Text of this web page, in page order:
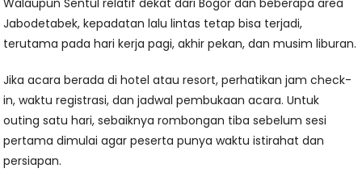
Walaupun Sentul relatif dekat dari Bogor dan beberapa area
Jabodetabek, kepadatan lalu lintas tetap bisa terjadi,
terutama pada hari kerja pagi, akhir pekan, dan musim liburan.
Jika acara berada di hotel atau resort, perhatikan jam check-
in, waktu registrasi, dan jadwal pembukaan acara. Untuk
outing satu hari, sebaiknya rombongan tiba sebelum sesi
pertama dimulai agar peserta punya waktu istirahat dan
persiapan.